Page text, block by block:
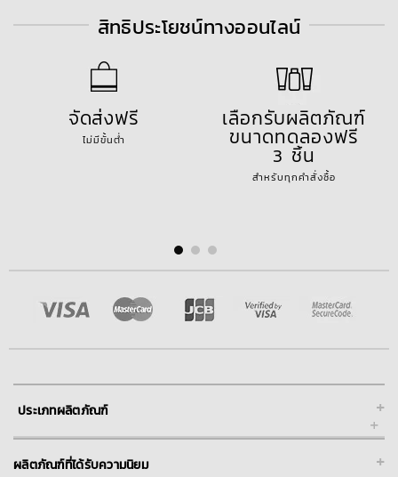
สิทธิประโยชน์ทางออนไลน์
จัดส่งฟรี
ไม่มีขั้นต่ำ
เลือกรับผลิตภัณฑ์
ขนาดทดลองฟรี
3 ชิ้น
สำหรับทุกคำสั่งซื้อ
+
ประเภทผลิตภัณฑ์
+
ผลิตภัณฑ์ที่ได้รับความนิยม